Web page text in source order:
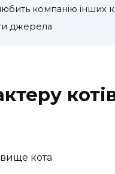
компанію інших
джерела
кота